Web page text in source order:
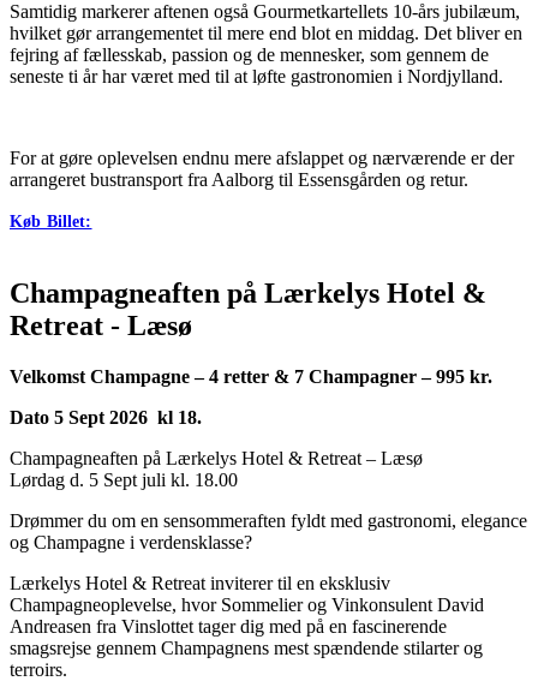
Samtidig markerer aftenen også Gourmetkartellets 10-års jubilæum,
hvilket gør arrangementet til mere end blot en middag. Det bliver en
fejring af fællesskab, passion og de mennesker, som gennem de
seneste ti år har været med til at løfte gastronomien i Nordjylland.
For at gøre oplevelsen endnu mere afslappet og nærværende er der
arrangeret bustransport fra Aalborg til Essensgården og retur.
Køb Billet:
Champagneaften på Lærkelys Hotel &
Retreat - Læsø
Velkomst Champagne – 4 retter & 7 Champagner – 995 kr.
Dato 5 Sept 2026 kl 18.
Champagneaften på Lærkelys Hotel & Retreat – Læsø
Lørdag d. 5 Sept juli kl. 18.00
Drømmer du om en sensommeraften fyldt med gastronomi, elegance
og Champagne i verdensklasse?
Lærkelys Hotel & Retreat inviterer til en eksklusiv
Champagneoplevelse, hvor Sommelier og Vinkonsulent David
Andreasen fra Vinslottet tager dig med på en fascinerende
smagsrejse gennem Champagnens mest spændende stilarter og
terroirs.